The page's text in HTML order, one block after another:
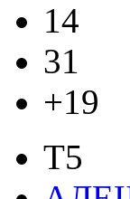
14
31
+19
T5